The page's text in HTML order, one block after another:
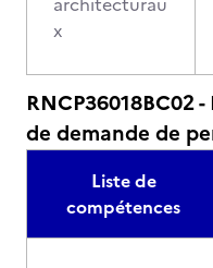
x
RNCP36018BC02
de demande de
Liste de
compétences